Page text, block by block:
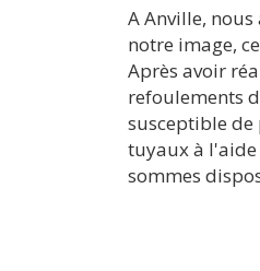
A Anville,
notre image,
Après avoir
refoulements
susceptible
tuyaux à l'aide
sommes